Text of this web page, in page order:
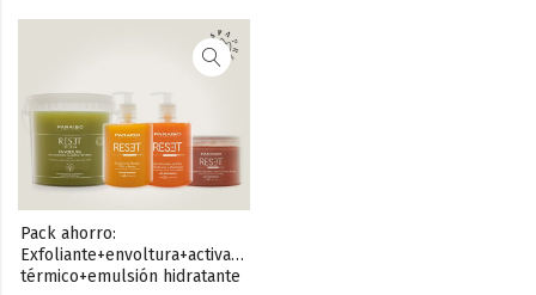
Pack ahorro:
Exfoliante+envoltura+activador
térmico+emulsión hidratante